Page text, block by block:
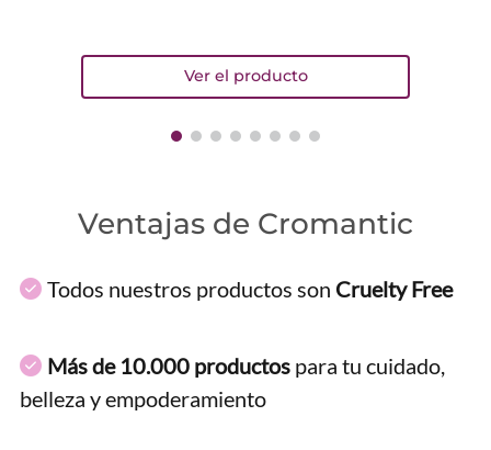
Ventajas de Cromantic
Todos nuestros productos son Cruelty Free
Más de 10.000 productos para tu cuidado,
belleza y empoderamiento